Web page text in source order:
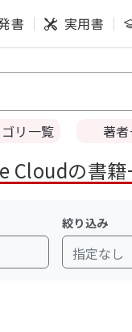
書 実用書
リ一覧 著
Cloudの書籍
絞り込み
指定なし